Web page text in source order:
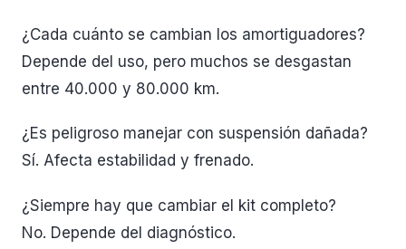
¿Cada cuánto se cambian los amortiguadores?
Depende del uso, pero muchos se desgastan
entre 40.000 y 80.000 km.
¿Es peligroso manejar con suspensión dañada?
Sí. Afecta estabilidad y frenado.
¿Siempre hay que cambiar el kit completo?
No. Depende del diagnóstico.